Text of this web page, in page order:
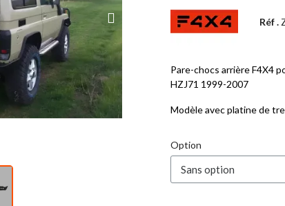
Réf .
Pare-chocs arrière F4X4
HZJ71 1999-2007
Modèle avec platine de
Option